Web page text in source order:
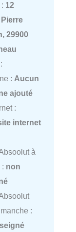
12
29900
: Aucun
ajouté
:
internet
à
non
: